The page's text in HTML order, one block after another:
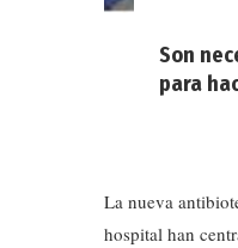
Son
para
La nueva
hospital han